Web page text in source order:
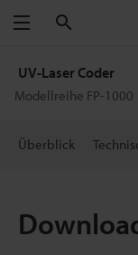
Menü
UV-Laser Coder
Modellreihe FP-1000
Überblick